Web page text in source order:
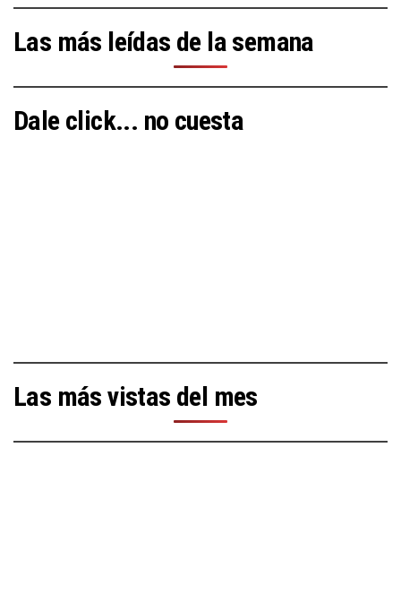
Las más leídas de la semana
Dale click... no cuesta
Las más vistas del mes